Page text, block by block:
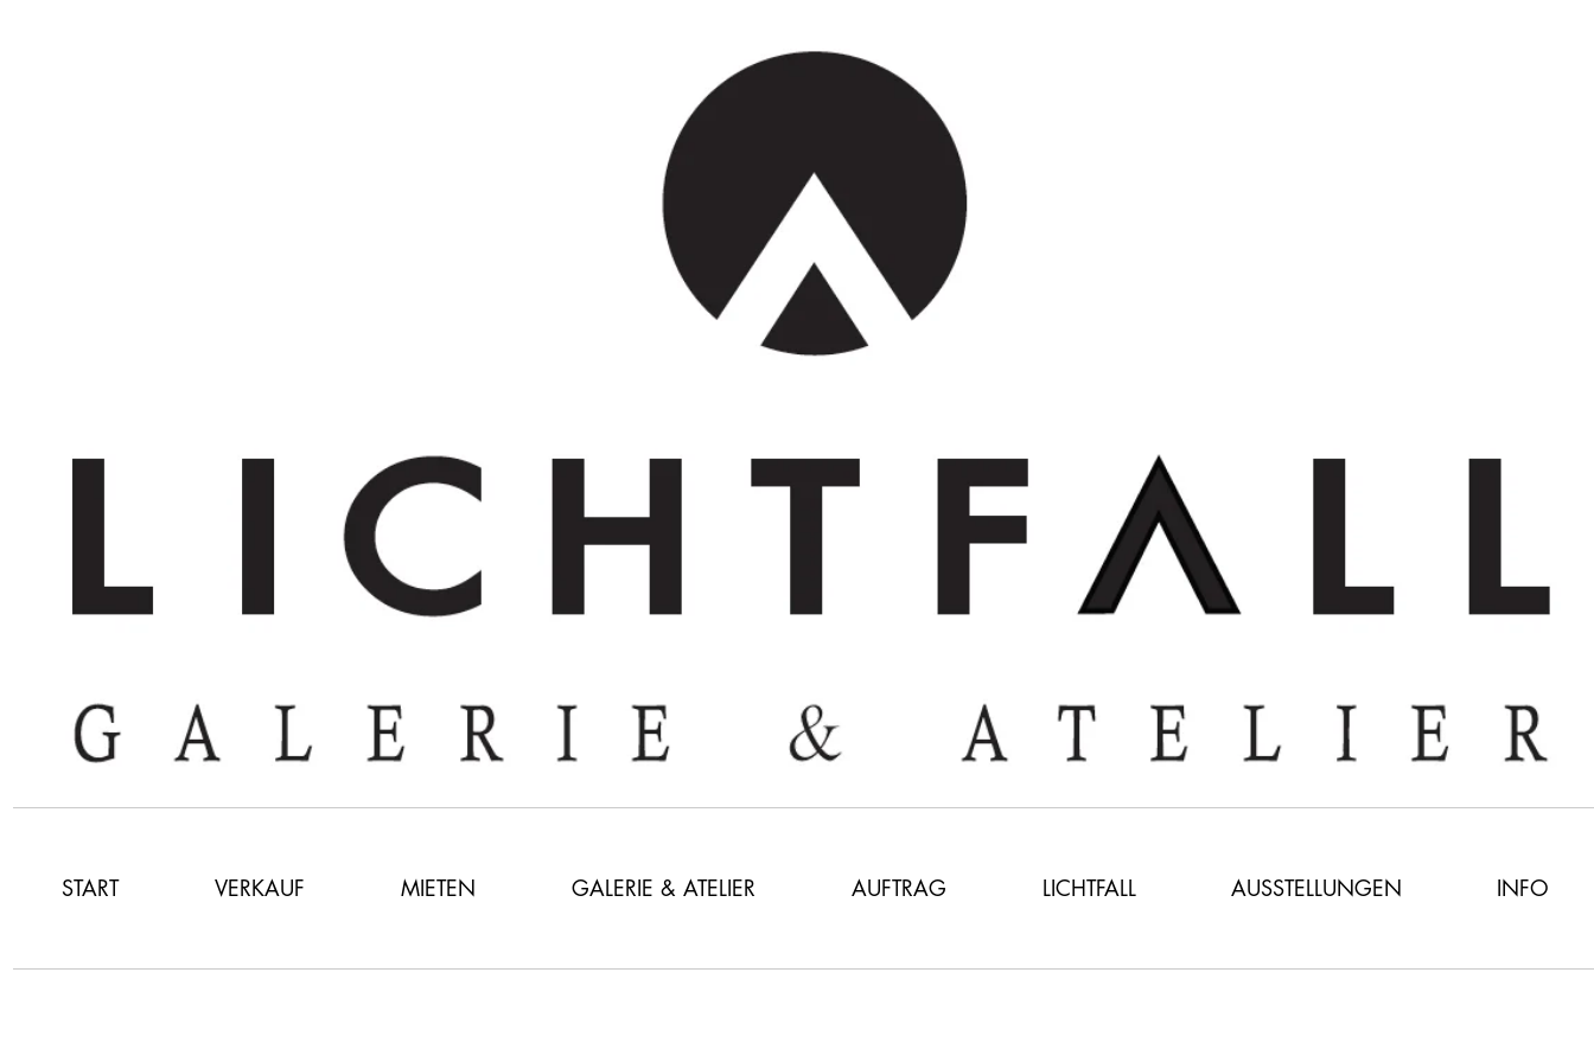
START VERKAUF MIETEN GALERIE & ATELIER AUFTRAG LICHTFALL AUSSTELLUNGEN INFO